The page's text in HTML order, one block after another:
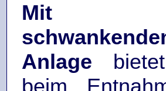
Mit
Anlage
beim